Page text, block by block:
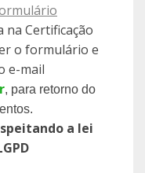
na Certificação
o formulário e
e-mail
, para retorno do
a lei